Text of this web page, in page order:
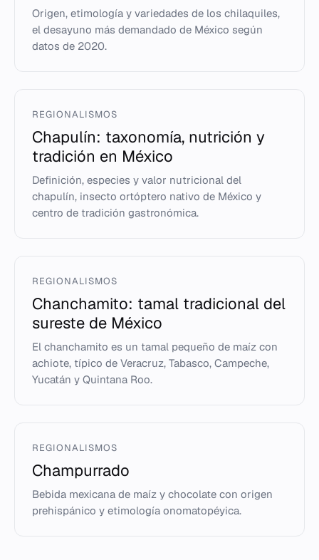
Origen, etimología y variedades de los chilaquiles,
el desayuno más demandado de México según
datos de 2020.
REGIONALISMOS
Chapulín: taxonomía, nutrición y
tradición en México
Definición, especies y valor nutricional del
chapulín, insecto ortóptero nativo de México y
centro de tradición gastronómica.
REGIONALISMOS
Chanchamito: tamal tradicional del
sureste de México
El chanchamito es un tamal pequeño de maíz con
achiote, típico de Veracruz, Tabasco, Campeche,
Yucatán y Quintana Roo.
REGIONALISMOS
Champurrado
Bebida mexicana de maíz y chocolate con origen
prehispánico y etimología onomatopéyica.